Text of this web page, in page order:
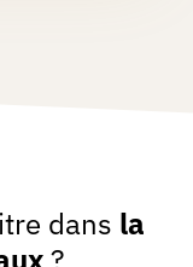
dans la